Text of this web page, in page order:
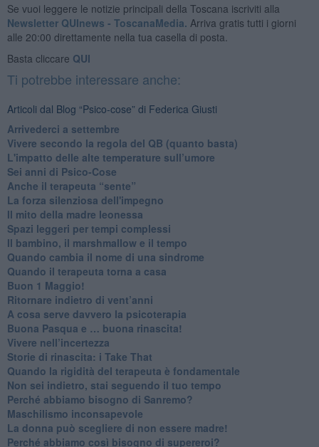
Se vuoi leggere le notizie principali della Toscana iscriviti alla
Newsletter QUInews - ToscanaMedia. Arriva gratis tutti i giorni
alle 20:00 direttamente nella tua casella di posta.
Basta cliccare QUI
Ti potrebbe interessare anche:
Articoli dal Blog “Psico-cose” di Federica Giusti
​Arrivederci a settembre
​Vivere secondo la regola del QB (quanto basta)
​L'impatto delle alte temperature sull’umore
Sei anni di Psico-Cose
​Anche il terapeuta “sente”
​La forza silenziosa dell'impegno
​Il mito della madre leonessa
Spazi leggeri per tempi complessi
Il bambino, il marshmallow e il tempo
​Quando cambia il nome di una sindrome
​Quando il terapeuta torna a casa
​Buon 1 Maggio!
Ritornare indietro di vent’anni
​A cosa serve davvero la psicoterapia
​Buona Pasqua e … buona rinascita!
​Vivere nell’incertezza
​Storie di rinascita: i Take That
​Quando la rigidità del terapeuta è fondamentale
​Non sei indietro, stai seguendo il tuo tempo
​Perché abbiamo bisogno di Sanremo?
​Maschilismo inconsapevole
​La donna può scegliere di non essere madre!
​Perché abbiamo così bisogno di supereroi?